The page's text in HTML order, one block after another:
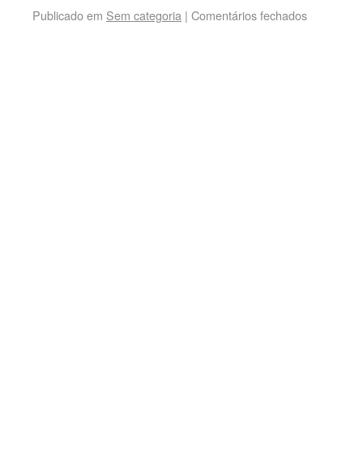
Publicado em Sem categoria | Comentários fechados